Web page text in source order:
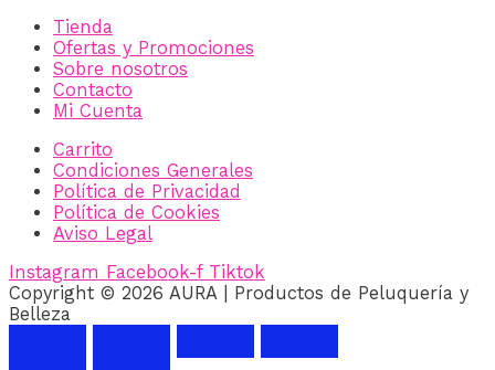
Tienda
Ofertas y Promociones
Sobre nosotros
Contacto
Mi Cuenta
Carrito
Condiciones Generales
Política de Privacidad
Política de Cookies
Aviso Legal
Instagram Facebook-f Tiktok
Copyright © 2026 AURA | Productos de Peluquería y
Belleza